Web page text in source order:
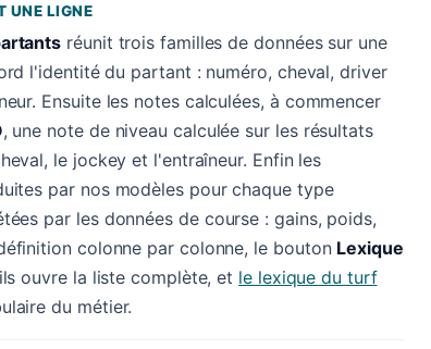
UNE LIGNE
réunit trois familles de données sur une
l'identité du partant : numéro, cheval, driver
Ensuite les notes calculées, à commencer
, une note de niveau calculée sur les résultats
le jockey et l'entraîneur. Enfin les
par nos modèles pour chaque type
par les données de course : gains, poids,
colonne par colonne, le bouton Lexique
ouvre la liste complète, et le lexique du turf
du métier.